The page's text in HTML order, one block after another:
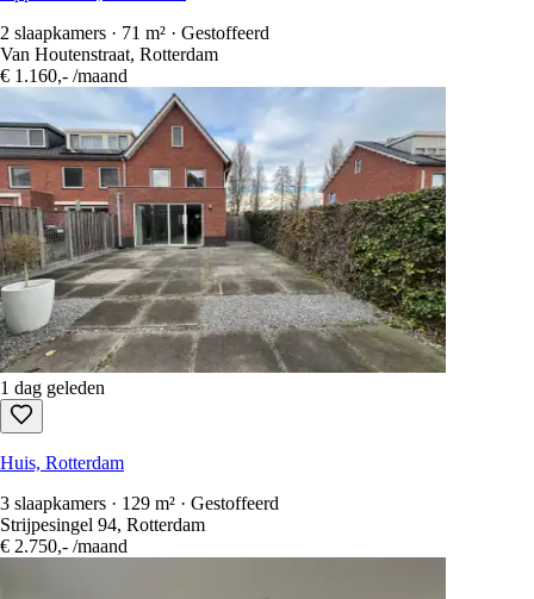
2 slaapkamers · 71 m² · Gestoffeerd
Van Houtenstraat, Rotterdam
€ 1.160,- /maand
1 dag geleden
Huis, Rotterdam
3 slaapkamers · 129 m² · Gestoffeerd
Strijpesingel 94, Rotterdam
€ 2.750,- /maand